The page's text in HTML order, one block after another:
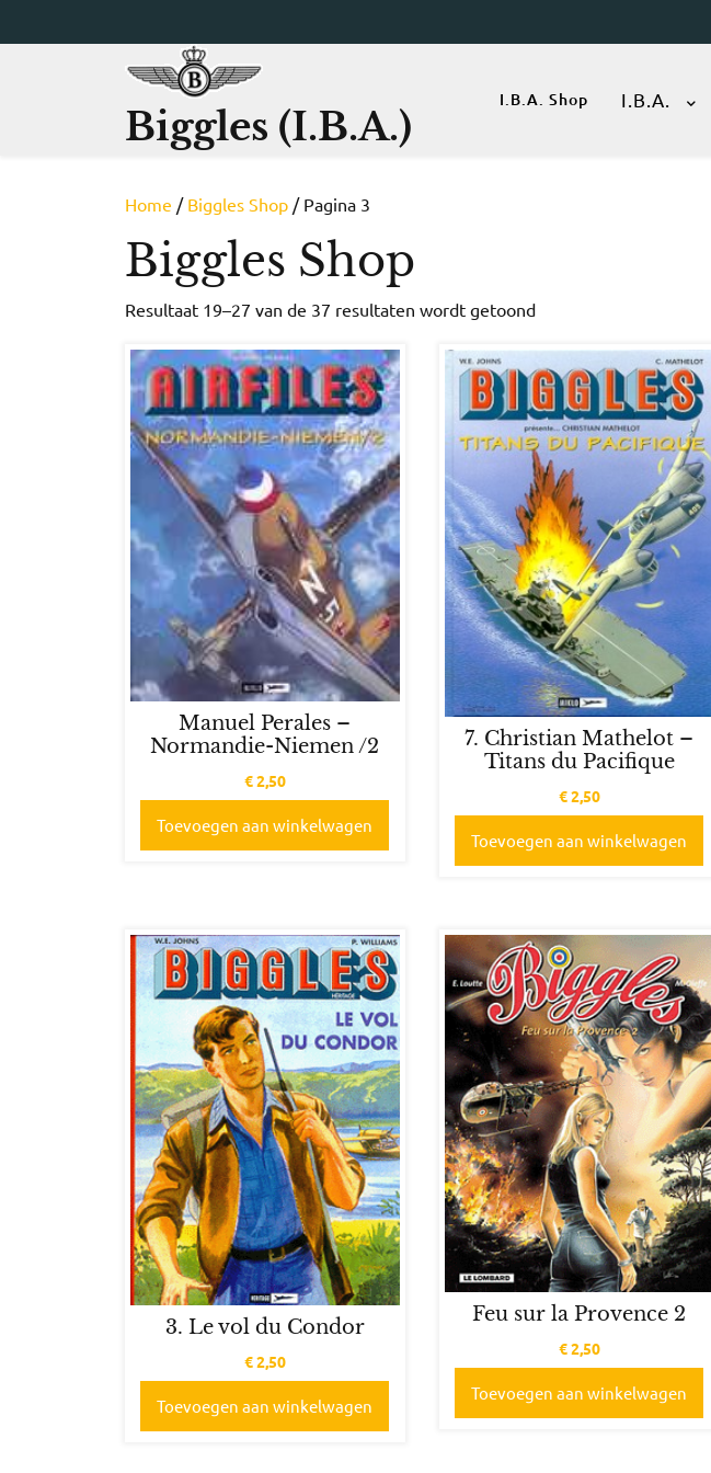
naar
Biggles (I.B.A.)
I.B.A. Shop I.B.A.
Home / Biggles Shop / Pagina 3
Biggles Shop
Resultaat 19–27 van de 37 resultaten wordt getoondGesorteerd
Manuel Perales –
Normandie-Niemen /2
€2,50
Toevoegen aan winkelwagen
7. Christian Mathelot –
Titans du Pacifique
€2,50
Toevoegen aan winkelwagen
3. Le vol du Condor
€2,50
Toevoegen aan winkelwagen
Feu sur la Provence 2
€2,50
Toevoegen aan winkelwagen